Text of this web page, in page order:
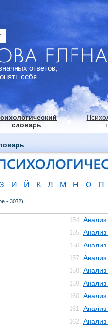
ответов,
себя
словарь
З И Й К Л М Н О
П
- 3072)
154. Анализ
155. Анализ
156. Анализ
157. Анализ
158. Анализ
159. Анализ
160. Анализ
161.
162. Анализ